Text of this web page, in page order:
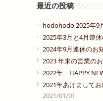
最近の投稿
hodohodo 2025年9
2025年3月と4月連
2024年9月連休のお
2023 年末の営業の
2022年 HAPPY
2021年あけまして
2021/01/01